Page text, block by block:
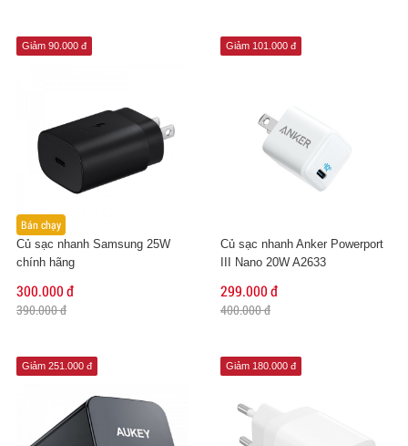
Bán chạy
Giảm 90.000 đ
Củ sạc nhanh Samsung 25W
chính hãng
300.000 đ
390.000 đ
Giảm 101.000 đ
Củ sạc nhanh Anker Powerport
III Nano 20W A2633
299.000 đ
400.000 đ
Giảm 251.000 đ Giảm 180.000 đ